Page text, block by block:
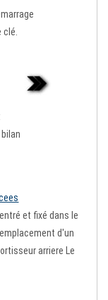
et fixé dans le
d'un
arriere Le